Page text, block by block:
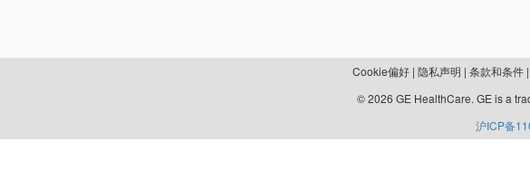
Cookie偏好| 隐私声明 | 条款和条件|
© 2026 GE HealthCare. GE is a
沪ICP备